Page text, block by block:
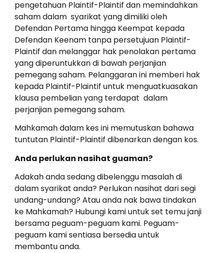
pengetahuan Plaintif-Plaintif dan memindahkan
saham dalam syarikat yang dimiliki oleh
Defendan Pertama hingga Keempat kepada
Defendan Keenam tanpa persetujuan Plaintif-
Plaintif dan melanggar hak penolakan pertama
yang diperuntukkan di bawah perjanjian
pemegang saham. Pelanggaran ini memberi hak
kepada Plaintif-Plaintif untuk menguatkuasakan
klausa pembelian yang terdapat dalam
perjanjian pemegang saham.
Mahkamah dalam kes ini memutuskan bahawa
tuntutan Plaintif-Plaintif dibenarkan dengan kos.
Anda perlukan nasihat guaman?
Adakah anda sedang dibelenggu masalah di
dalam syarikat anda? Perlukan nasihat dari segi
undang-undang? Atau anda nak bawa tindakan
ke Mahkamah? Hubungi kami untuk set temu janji
bersama peguam-peguam kami. Peguam-
peguam kami sentiasa bersedia untuk
membantu anda.